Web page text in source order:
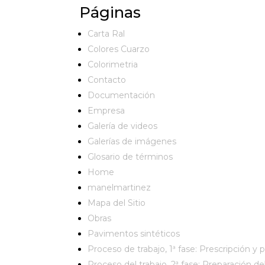
Páginas
Carta Ral
Colores Cuarzo
Colorimetria
Contacto
Documentación
Empresa
Galería de videos
Galerías de imágenes
Glosario de términos
Home
manelmartinez
Mapa del Sitio
Obras
Pavimentos sintéticos
Proceso de trabajo, 1ª fase: Prescripción y